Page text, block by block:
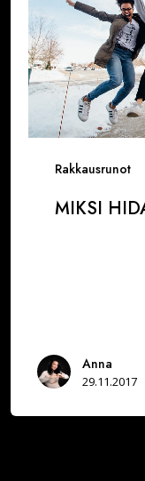
Rakkausrunot
MIKSI
Anna
29.11.2017